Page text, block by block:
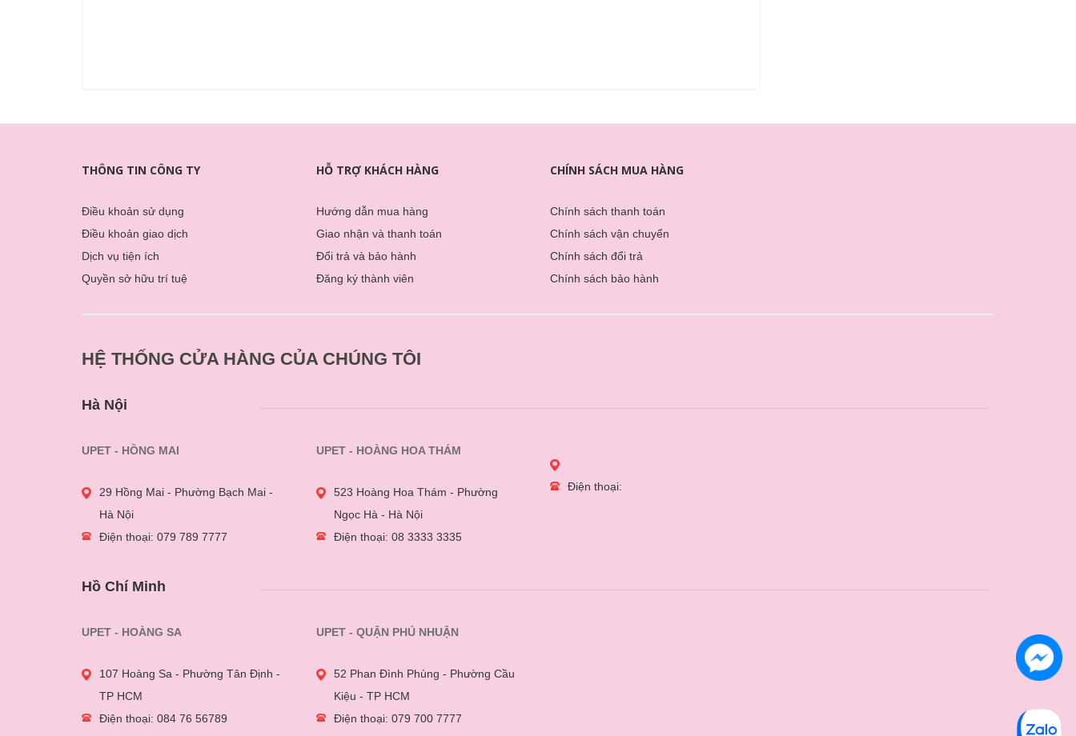
THÔNG TIN CÔNG TY
Điều khoản sử dụng
Điều khoản giao dịch
Dịch vụ tiện ích
Quyền sở hữu trí tuệ
HỖ TRỢ KHÁCH HÀNG
Hướng dẫn mua hàng
Giao nhận và thanh toán
Đổi trả và bảo hành
Đăng ký thành viên
CHÍNH SÁCH MUA HÀNG
Chính sách thanh toán
Chính sách vận chuyển
Chính sách đổi trả
Chính sách bảo hành
HỆ THỐNG CỬA HÀNG CỦA CHÚNG TÔI
Hà Nội
UPET - HỒNG MAI
29 Hồng Mai - Phường Bạch Mai -
Hà Nội
Điện thoại: 079 789 7777
UPET - HOÀNG HOA THÁM
523 Hoàng Hoa Thám - Phường
Ngọc Hà - Hà Nội
Điện thoại: 08 3333 3335
Điện thoại:
Hồ Chí Minh
UPET - HOÀNG SA
107 Hoàng Sa - Phường Tân Định -
TP HCM
Điện thoại: 084 76 56789
UPET - QUẬN PHÚ NHUẬN
52 Phan Đình Phùng - Phường Cầu
Kiệu - TP HCM
Điện thoại: 079 700 7777